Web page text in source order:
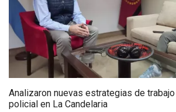
Analizaron nuevas estrategias de
policial en La Candelaria